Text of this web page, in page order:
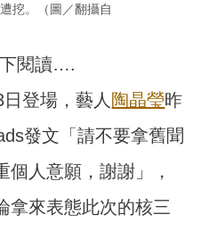
挖。（圖／翻攝自
閱讀….
登場，藝人 陶晶瑩昨
發文「請不要拿舊聞
個人意願，謝謝」，
拿來表態此次的核三